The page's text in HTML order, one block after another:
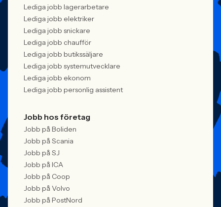
Lediga jobb lagerarbetare
Lediga jobb elektriker
Lediga jobb snickare
Lediga jobb chaufför
Lediga jobb butikssäljare
Lediga jobb systemutvecklare
Lediga jobb ekonom
Lediga jobb personlig assistent
Jobb hos företag
Jobb på Boliden
Jobb på Scania
Jobb på SJ
Jobb på ICA
Jobb på Coop
Jobb på Volvo
Jobb på PostNord